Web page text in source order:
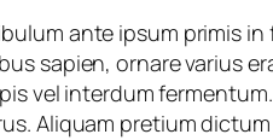
ante ipsum primis
sapien, ornare varius
vel interdum
Aliquam pretium